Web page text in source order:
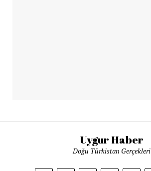
Uygur Haber
Doğu Türkistan Gerçekleri